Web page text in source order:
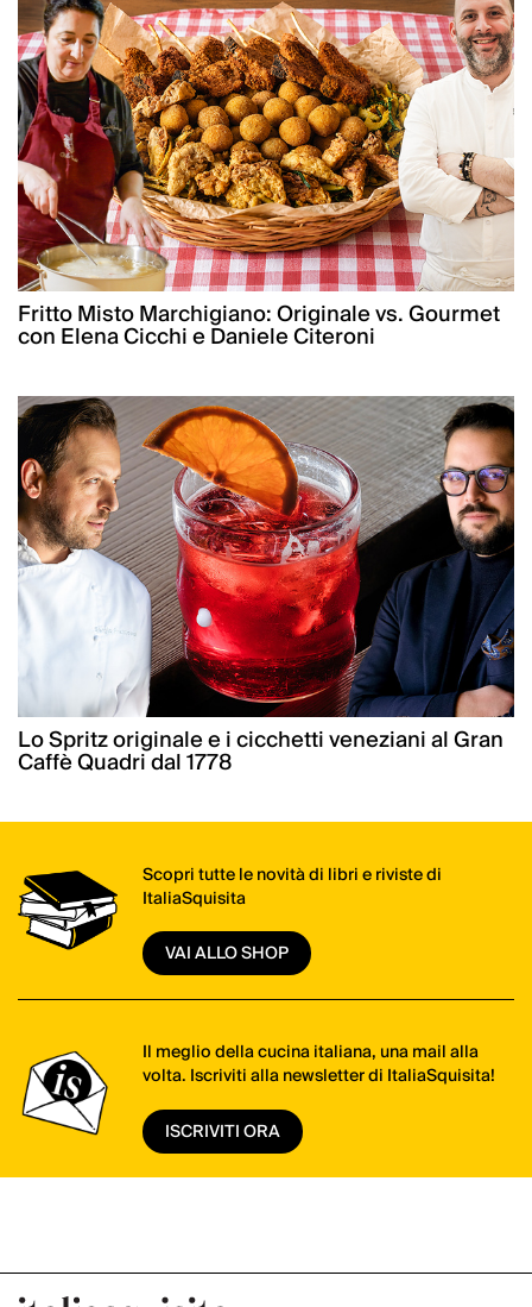
Fritto Misto Marchigiano: Originale vs. Gourmet
con Elena Cicchi e Daniele Citeroni
Lo Spritz originale e i cicchetti veneziani al Gran
Caffè Quadri dal 1778
Scopri tutte le novità di libri e riviste di
ItaliaSquisita
VAI ALLO SHOP
Il meglio della cucina italiana, una mail alla
volta. Iscriviti alla newsletter di ItaliaSquisita!
ISCRIVITI ORA